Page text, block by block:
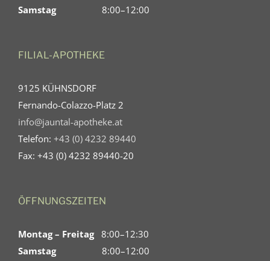
Samstag 8:00–12:00
FILIAL-APOTHEKE
9125 KÜHNSDORF
Fernando-Colazzo-Platz 2
info@jauntal-apotheke.at
Telefon: +43 (0) 4232 89440
Fax: +43 (0) 4232 89440-20
ÖFFNUNGSZEITEN
Montag – Freitag8:00–12:30
Samstag8:00–12:00